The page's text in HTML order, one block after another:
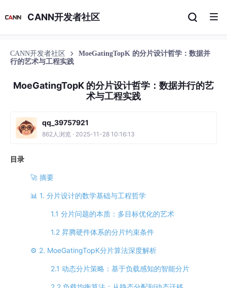
CANN开发者社区
CANN开发者社区
MoeGatingTopK 的分片设计哲学：数据并
行的艺术与工程实践
MoeGatingTopK 的分片设计哲学：数据并行的艺
术与工程实践
qq_39757921
862人浏览 · 2025-11-28 10:16:13
目录
🚀 摘要
📊 1. 分片设计的数学基础与工程哲学
1.1 分片问题的本质：多目标优化的艺术
1.2 昇腾硬件体系的分片约束条件
⚙️ 2. MoeGatingTopK分片算法深度解析
2.1 动态分片策略：基于负载感知的智能分片